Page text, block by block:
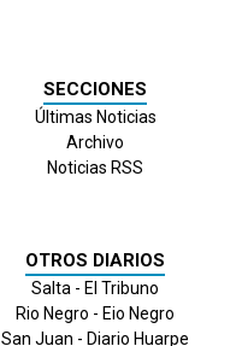
SECCIONES
Últimas Noticias
Archivo
Noticias RSS
OTROS DIARIOS
Salta - El Tribuno
Rio Negro - Eio Negro
San Juan - Diario Huarpe